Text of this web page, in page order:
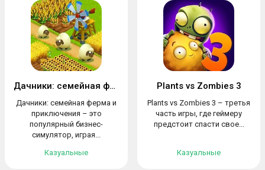
Дачники: семейная ферма и приключения
Дачники: семейная ферма и
приключения – это
популярный бизнес-
симулятор, играя...
Казуальные
Plants vs Zombies 3
Plants vs Zombies 3 – третья
часть игры, где геймеру
предстоит спасти свое...
Казуальные